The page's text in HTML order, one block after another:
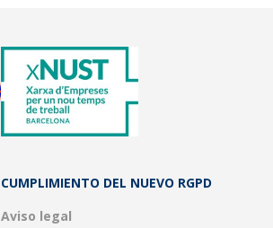
CUMPLIMIENTO DEL NUEVO RGPD
Aviso legal